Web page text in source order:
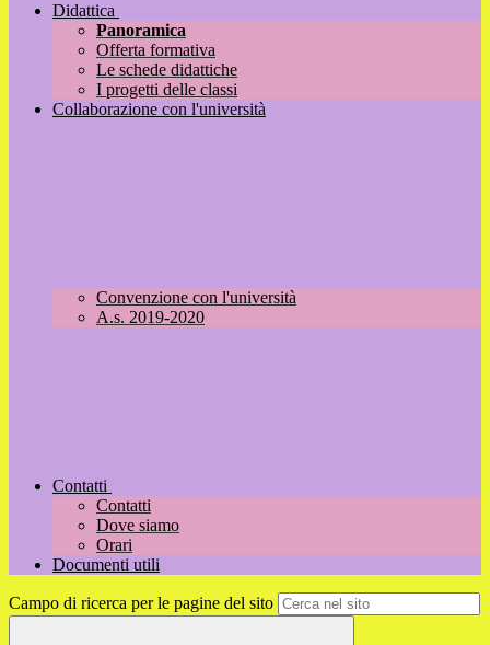
Didattica
Panoramica
Offerta formativa
Le schede didattiche
I progetti delle classi
Collaborazione con l'università
Convenzione con l'università
A.s. 2019-2020
Contatti
Contatti
Dove siamo
Orari
Documenti utili
Campo di ricerca per le pagine del sito